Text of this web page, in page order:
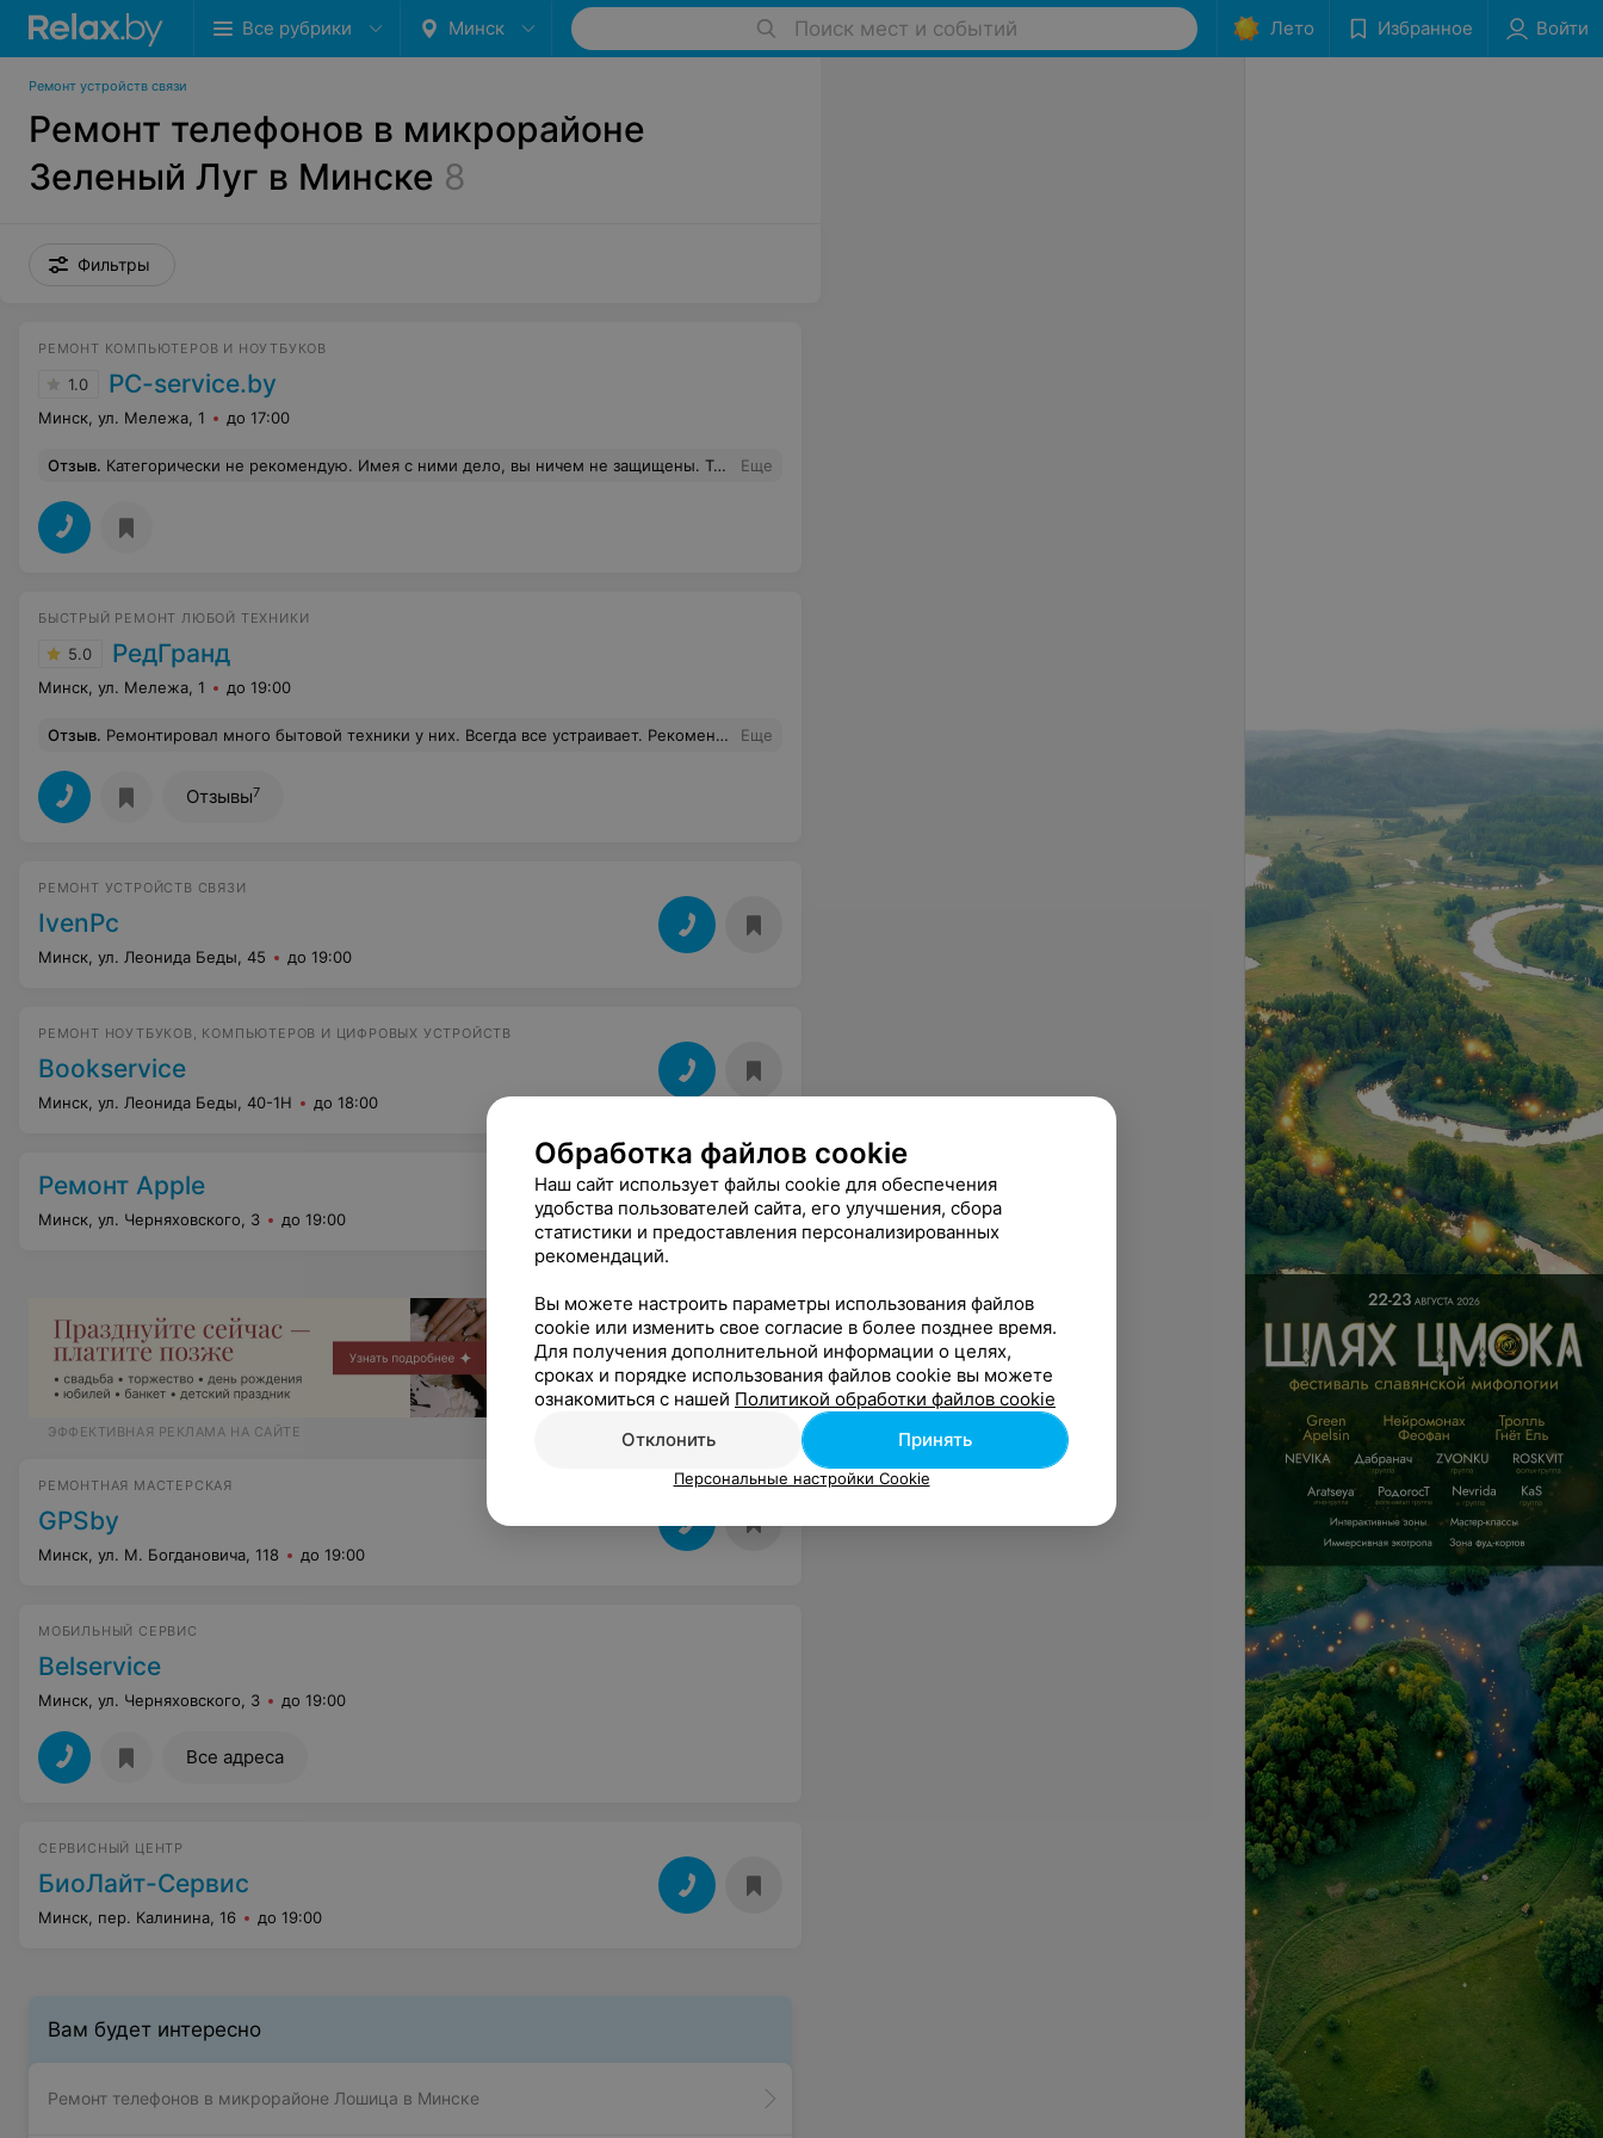
Все рубрики Минск Поиск мест и событий Лето Избранное Войти
Ремонт устройств связи
Ремонт телефонов в микрорайоне
Зеленый Луг в Минске 8
Фильтры
РЕМОНТ КОМПЬЮТЕРОВ И НОУТБУКОВ
1.0 PC-service.by
Минск, ул. Мележа, 1 до 17:00
Отзыв. Категорически не рекомендую. Имея с ними дело, вы ничем не защищены. Трудно предъявить потом к кому претензии. Все, что получается - это держаться на первых строчках поисковика. Еще
БЫСТРЫЙ РЕМОНТ ЛЮБОЙ ТЕХНИКИ
5.0 РедГранд
Минск, ул. Мележа, 1 до 19:00
Отзыв. Ремонтировал много бытовой техники у них. Всегда все устраивает. Рекомендую. Проверено. Еще
Отзывы7
РЕМОНТ УСТРОЙСТВ СВЯЗИ
IvenPc
Минск, ул. Леонида Беды, 45 до 19:00
РЕМОНТ НОУТБУКОВ, КОМПЬЮТЕРОВ И ЦИФРОВЫХ УСТРОЙСТВ
Bookservice
Минск, ул. Леонида Беды, 40-1Н до 18:00
Ремонт Apple
Минск, ул. Черняховского, 3 до 19:00
ЭФФЕКТИВНАЯ РЕКЛАМА НА САЙТЕ
РЕМОНТНАЯ МАСТЕРСКАЯ
GPSby
Минск, ул. М. Богдановича, 118 до 19:00
МОБИЛЬНЫЙ СЕРВИС
Belservice
Минск, ул. Черняховского, 3 до 19:00
Все адреса
СЕРВИСНЫЙ ЦЕНТР
БиоЛайт-Сервис
Минск, пер. Калинина, 16 до 19:00
Вам будет интересно
Ремонт телефонов в микрорайоне Лошица в Минске
Обработка файлов cookie
Наш сайт использует файлы cookie для обеспечения
удобства пользователей сайта, его улучшения, сбора
статистики и предоставления персонализированных
рекомендаций.
Вы можете настроить параметры использования файлов
cookie или изменить свое согласие в более позднее время.
Для получения дополнительной информации о целях,
сроках и порядке использования файлов cookie вы можете
ознакомиться с нашей Политикой обработки файлов cookie
Отклонить
Принять
Персональные настройки Cookie